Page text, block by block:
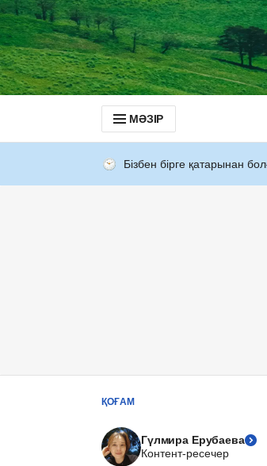
МӘЗІР
Бізбен бірге қатарынан
ҚОҒАМ
Гүлмира Ерубаева
Контент-ресечер